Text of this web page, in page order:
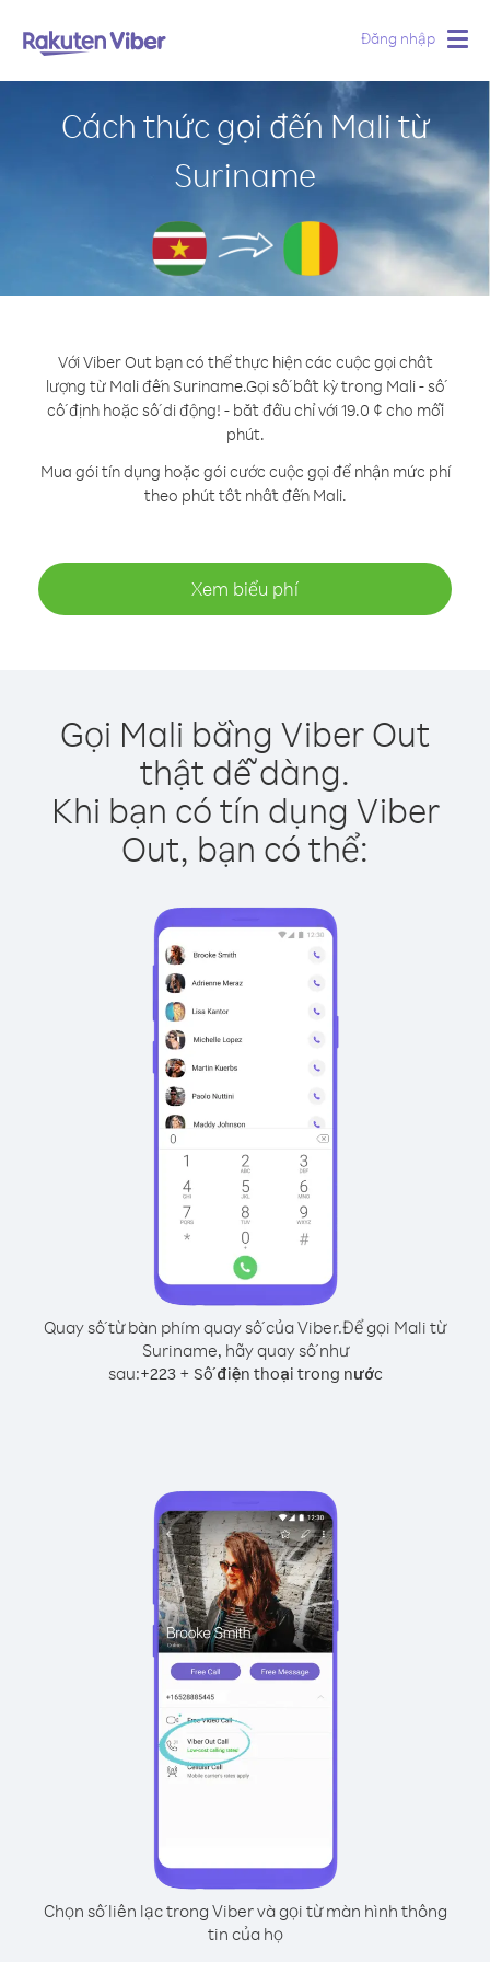
Đăng nhập
Cách thức gọi đến Mali từ
Suriname
Với Viber Out bạn có thể thực hiện các cuộc gọi chất
lượng từ Mali đến Suriname.Gọi số bất kỳ trong Mali - số
cố định hoặc số di động! - bắt đầu chỉ với 19.0 ¢ cho mỗi
phút.
Mua gói tín dụng hoặc gói cước cuộc gọi để nhận mức phí
theo phút tốt nhất đến Mali.
Xem biểu phí
Gọi Mali bằng Viber Out
thật dễ dàng.
Khi bạn có tín dụng Viber
Out, bạn có thể:
Quay số từ bàn phím quay số của Viber.Để gọi Mali từ
Suriname, hãy quay số như
sau:+223+ Số điện thoại trong nước
Chọn số liên lạc trong Viber và gọi từ màn hình thông
tin của họ